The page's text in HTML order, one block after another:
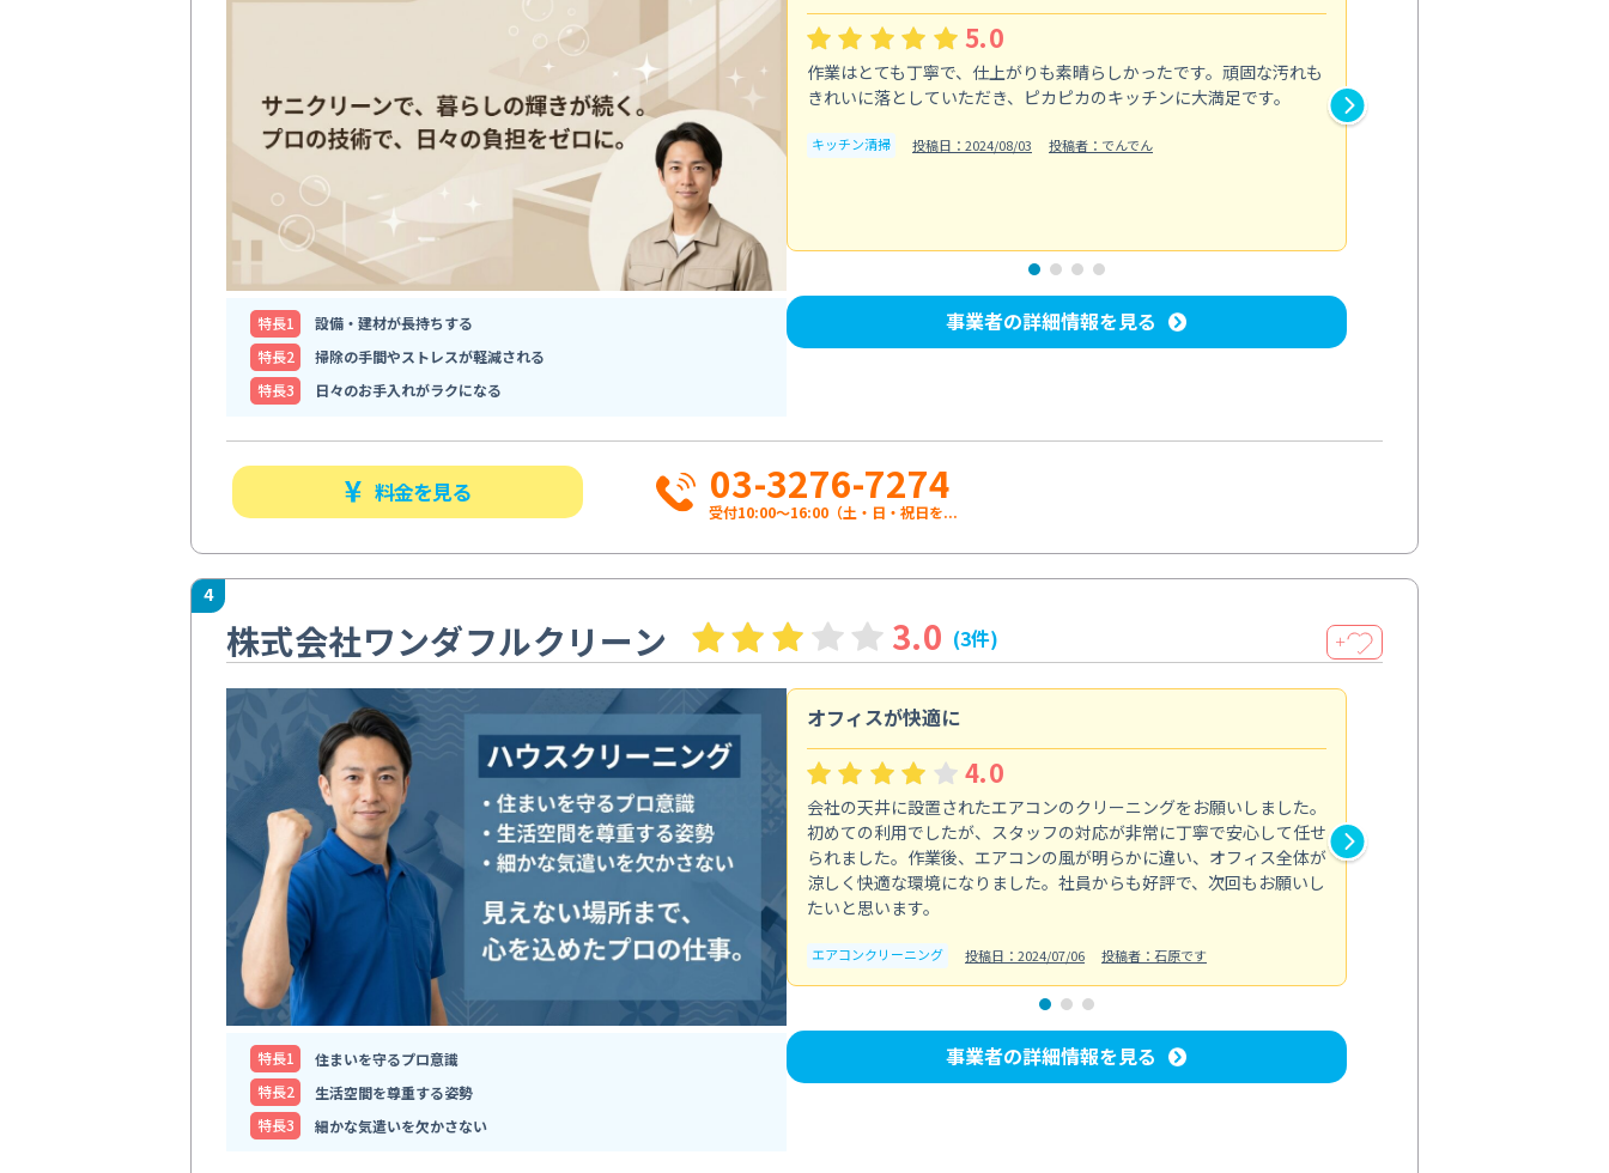
特⻑1
設備・建材が長持ちする
特⻑2
掃除の手間やストレスが軽減される
特⻑3
日々のお手入れがラクになる
5.0
作業はとても丁寧で、仕上がりも素晴らしかったです。頑固な汚れも
きれいに落としていただき、ピカピカのキッチンに大満足です。
キッチン清掃 投稿日：2024/08/03 投稿者：でんでん
事業者の詳細情報を見る
料金を見る 03-3276-7274
受付10:00〜16:00（土・日・祝日を...
4
株式会社ワンダフルクリーン 3.0 (3件) ＋
特⻑1
住まいを守るプロ意識
特⻑2
生活空間を尊重する姿勢
特⻑3
細かな気遣いを欠かさない
オフィスが快適に
4.0
会社の天井に設置されたエアコンのクリーニングをお願いしました。
初めての利用でしたが、スタッフの対応が非常に丁寧で安心して任せ
られました。作業後、エアコンの風が明らかに違い、オフィス全体が
涼しく快適な環境になりました。社員からも好評で、次回もお願いし
たいと思います。
エアコンクリーニング 投稿日：2024/07/06 投稿者：石原です
事業者の詳細情報を見る